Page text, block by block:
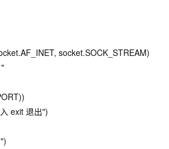
socket.SOCK_STREAM)
exit 退出")